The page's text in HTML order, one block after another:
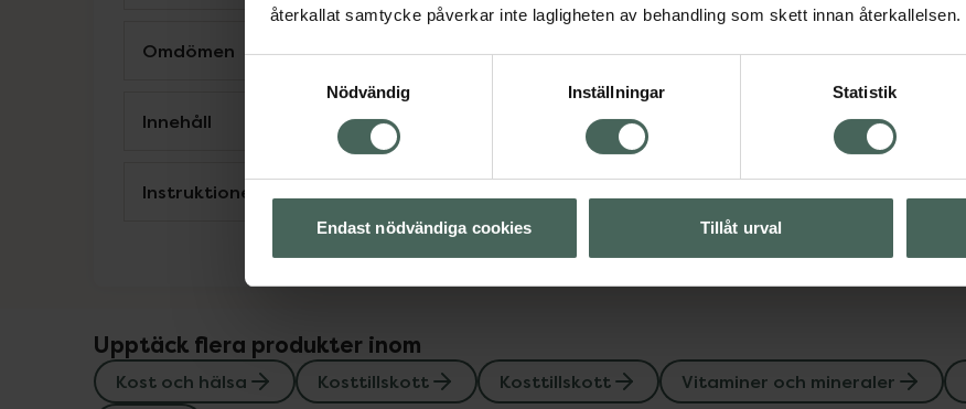
återkallat samtycke påverkar inte lagligheten av behandling som skett innan återkallelsen.
Nödvändig
Inställningar Statistik
Endast nödvändiga cookies Tillåt urval
Omdömen Visa
Innehåll Visa
Instruktioner
Upptäck flera produkter inom
Kost och hälsa Kosttillskott Kosttillskott Vitaminer och mineraler